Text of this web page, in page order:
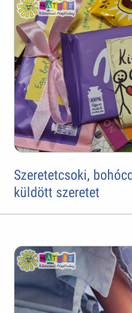
Szeretetcsoki,
küldött szeretet